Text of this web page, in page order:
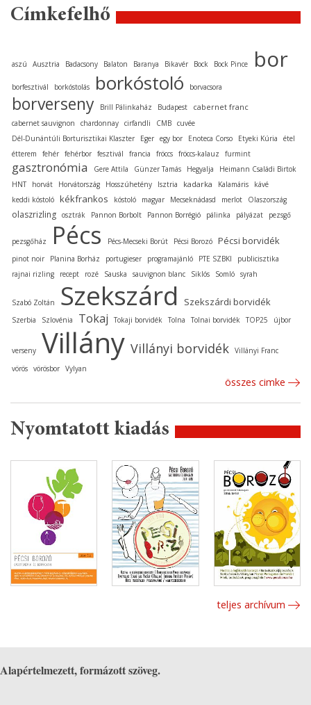
Címkefelhő
aszú Ausztria Badacsony Balaton Baranya Bikavér Bock Bock Pince bor
borfesztivál borkóstolás borkóstoló borvacsora
borverseny Brill Pálinkaház Budapest cabernet franc
cabernet sauvignon chardonnay cirfandli CMB cuvée
Dél-Dunántúli Borturisztikai Klaszter
Eger egy bor Enoteca Corso Etyeki Kúria
étel
étterem
fehér fehérbor fesztivál francia fröccs fröccs-kalauz furmint
gasztronómia Gere Attila Günzer Tamás Hegyalja
Heimann Családi Birtok
HNT
horvát Horvátország Hosszúhetény Isztria kadarka Kalamáris
kávé
keddi kóstoló kékfrankos kóstoló magyar Mecseknádasd merlot Olaszország
olaszrizling osztrák Pannon Borbolt Pannon Borrégió pálinka pályázat pezsgő
pezsgőház Pécs Pécs-Mecseki Borút Pécsi Borozó Pécsi borvidék
pinot noir Planina Borház portugieser programajánló PTE SZBKI
publicisztika
rajnai rizling
recept rozé Sauska sauvignon blanc Siklós Somló syrah
Szabó Zoltán Szekszárd Szekszárdi borvidék
Szerbia Szlovénia Tokaj Tokaji borvidék Tolna Tolnai borvidék TOP25 újbor
verseny Villány Villányi borvidék Villányi Franc
vörös vörösbor Vylyan
összes cimke
Nyomtatott kiadás
teljes archívum
Alapértelmezett, formázott szöveg.